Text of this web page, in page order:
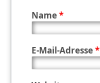
Name*
E-Mail-Adresse*